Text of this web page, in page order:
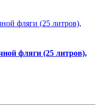
фляги (25 литров),